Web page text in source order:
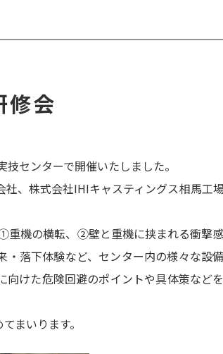
修会
センターで開催いたしました。
、株式会社IHIキャスティングス相馬工
重機の横転、②壁と重機に挟まれる衝撃
落下体験など、センター内の様々な設
けた危険回避のポイントや具体策など
まいります。